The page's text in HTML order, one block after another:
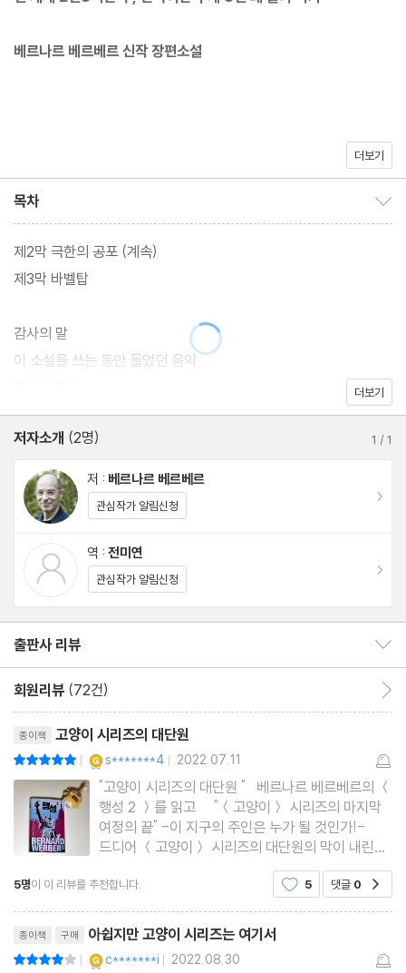
베르나르 베르베르 신작 장편소설
베스트셀러 작가 베르나르 베르베르의 신작 장편소설 『행성』이 프
러스가 전 세계에 맹위를 떨치던 2020년 프랑스에서 발표된 이 작
품에는 그 영향이 짙게 깔려 있으며, 베르베르의 전작들에 비해 디스
토피아 성격이 강하다. 같은 해 봄 발표한 초단편소설 「호모 콘피누
는 땅에 발을 딛지 않고 고층 빌딩에 숨어 사는 신인류를 등장시킨
다.
세계. 시스템이 마비된 도시는 쓰레기와 쥐들로 뒤덮였다. 주인공 고
양이 바스테트는 쥐들이 없는 세상을 찾아 '마지막 희망'호를 타고
파리를 떠나 뉴욕으로, 신세계로 향한다. 그러나 뉴욕에 도착한 바스
테트 일행을 맞이한 것은 알 카포네라는 우두머리가 이끄는 쥐 군단
의 공격. 겨우 목숨을 부지한 바스테트의 눈에 고층 빌딩 꼭대기에서
반짝이는 불빛이 보이고, 드론 한 대가 날아온다. 놀랍게도 뉴욕에는
약 4만 명의 인간이 쥐를 피해 2백여 개의 고층 빌딩에 숨어 살고 있
존재한다. 총회에서는 쥐를 없애기 위해 핵폭탄을 사용하자는 강경
파가 대두하며 갈등이 심해진다. 바스테트는 103번째 대표 자격을
요구하지만 인간들은 고양이의 의견이라며 무시할 뿐이다. 시시각
각 다가오는 쥐 군단의 위협, 무작정 핵폭탄을 쏘려는 인간들, 로봇
고양이 카츠의 등장…… 과연 바스테트는 상상력을 동원해 위기를
돌파하고 이 행성의 운명을 바꿀 수 있을까?
더보기
목차
제2막 극한의 공포 (계속)
제3막 바벨탑
감사의 말
이 소설을 쓰는 동안 들었던 음악
더보기
저자소개 (2명) 1 /1
저 : 베르나르 베르베르
관심작가 알림신청
역 : 전미연
관심작가 알림신청
출판사 리뷰
회원리뷰 (72건)
종이책 고양이 시리즈의 대단원
| s*******4 | 2022.07.11
"고양이 시리즈의 대단원 " 베르나르 베르베르의 ＜
행성 2 ＞를 읽고 "＜고양이＞ 시리즈의 마지막
여정의 끝" -이 지구의 주인은 누가 될 것인가!-
드디어 ＜고양이＞ 시리즈의 대단원의 막이 내린
다. 『고양이 1,2』권부터 시작하여 『문명 1,2』권을 읽
고 이번에 드디어 『행성 1,2』권을 거쳐 아쉽게도 ＜
고양이＞ 시리즌 끝나게 된다. 인간보다 높은 지능을
5명이 이 리뷰를 추천합니다. 5 댓글 0
종이책 구매 아쉽지만 고양이 시리즈는 여기서
| c*******i | 2022.08.30